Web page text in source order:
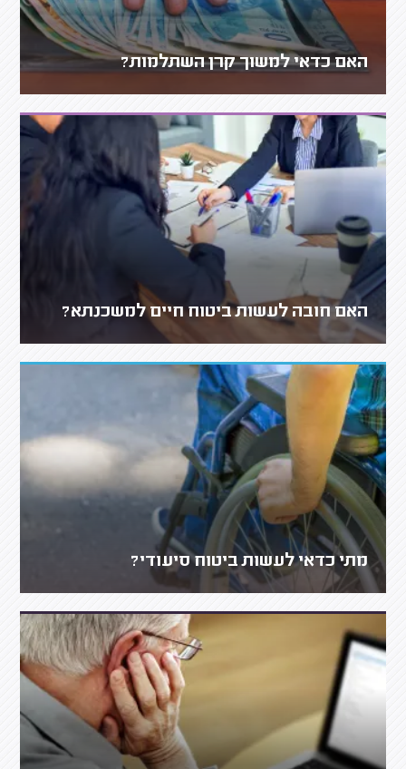
האם כדאי למשוך קרן השתלמות?
האם חובה לעשות ביטוח חיים למשכנתא?
מתי כדאי לעשות ביטוח סיעודי?